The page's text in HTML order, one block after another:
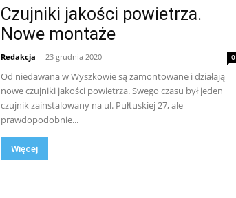
Czujniki jakości powietrza.
Nowe montaże
Redakcja - 23 grudnia 2020 0
Od niedawana w Wyszkowie są zamontowane i działają
nowe czujniki jakości powietrza. Swego czasu był jeden
czujnik zainstalowany na ul. Pułtuskiej 27, ale
prawdopodobnie...
Więcej